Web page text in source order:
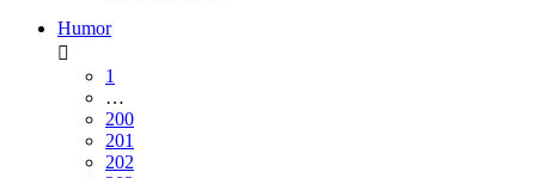
Humor
1
…
200
201
202